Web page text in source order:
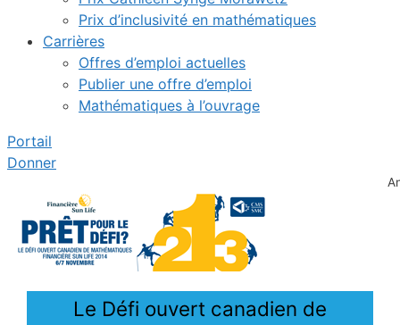
Prix d’inclusivité en mathématiques
Carrières
Offres d’emploi actuelles
Publier une offre d’emploi
Mathématiques à l’ouvrage
Portail
Donner
Le Défi ouvert canadien de